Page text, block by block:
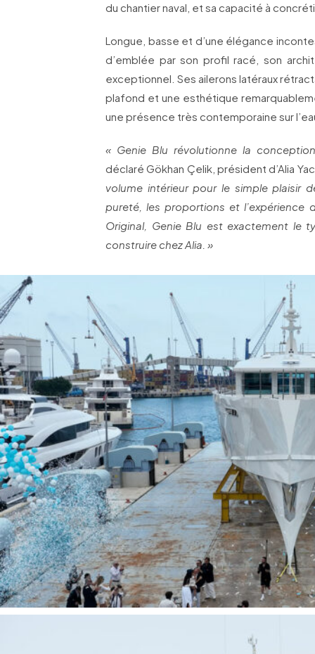
du chantier naval, et sa capacité à
Longue, basse et d’une élégance
d’emblée par son profil racé, son
exceptionnel. Ses ailerons latéraux
plafond et une esthétique
une présence très contemporaine sur
« Genie Blu révolutionne la
déclaré Gökhan Çelik, président d’Alia
volume intérieur pour le simple plaisir
pureté, les proportions et l’expérience
Original, Genie Blu est exactement le
construire chez Alia. »